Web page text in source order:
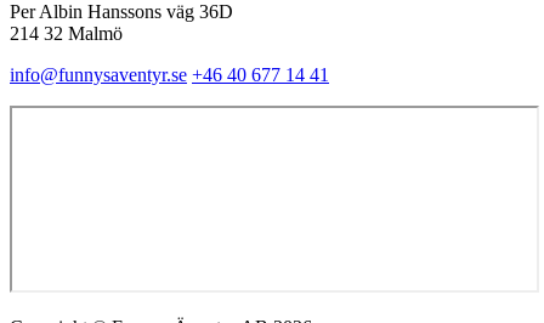
Per Albin Hanssons väg 36D
214 32 Malmö
info@funnysaventyr.se +46 40 677 14 41